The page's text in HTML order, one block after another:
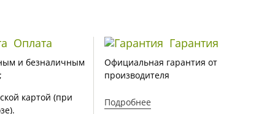
Оплата
и безналичным
картой (при
Гарантия
Официальная гарантия от
производителя
Подробнее